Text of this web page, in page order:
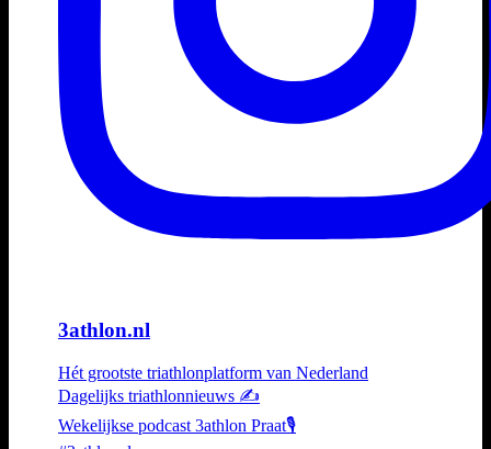
3athlon.nl
Hét grootste triathlonplatform van Nederland
Dagelijks triathlonnieuws ✍️
Wekelijkse podcast 3athlon Praat🎙️